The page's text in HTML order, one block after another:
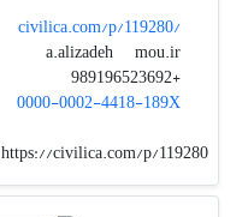
civilica.com/p/119280/
a.alizadeh
mou.ir
+989196523692
0000-0002-4418-189X
https://civilica.com/p/119280